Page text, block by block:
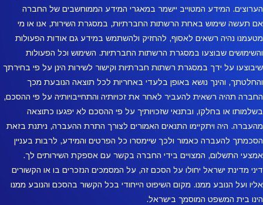
הערוצים. המידע המטוייב יישמר במאגרי המידע הממוחשבים של החברה
אם תעשה שימוש באחת הרשתות החברתיות, במסגרת השירות, אנו או מי
מטעמנו נהיה רשאים לאסוף, להחזיק ולהשתמש במידע גם אודות הפעולות
והשימושים שבוצעו במסגרת הרשתות החברתיות. השימוש וכל הפעולות
שיבוצעו על ידך במסגרת רשתות חברתיות וקישור לשירות הינן על פי בחירתך
והחלטתך, והינך נושא באופן בלעדי באחריות לכל תוצאה הנובעת מכך
החברה תהיה רשאית להעביר לאחר את זכויותיה והתחייבויותיה על פי ההסכם,
בשלמותו או בחלקו, ובתנאי שזכויותיך על פי ההסכם לא יפגעו כתוצאה
מהעברה. היה ויתקיימו התנאים האמורים לצורך התרת ההעברה, ניתנת בזאת
הסכמתך להעברה כאמור ולכך שיימסרו כל הפרטים והמידע, לרבות בעניין
אמצעי התשלום, המצויים בידי החברה בקשר עם אספקת השירותים לך.
דיני מדינת ישראל יחולו על הסכם זה, על המסמכים הנזכרים בו או הקשורים
אליו ועל הנובע ממנו. מקום השיפוט הייחודי בכל הקשור בהסכם והנובע ממנו
הינו בית המשפט המוסמך בישראל.